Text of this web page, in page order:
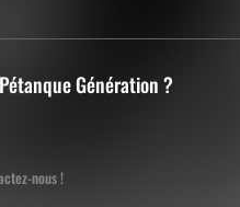
Génération ?
nous !